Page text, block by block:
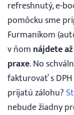
refreshnutý, e-
pomôcku sme
Furmaníkom
v ňom nájdete
praxe.No
fakturovať s
prijatú zálohu?
nebude žiadny